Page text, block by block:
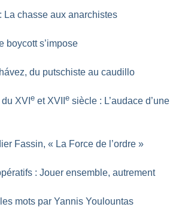
La chasse aux anarchistes
boycott s’impose
du putschiste au caudillo
du XVIe et XVIIe siècle : L’audace d’une
Fassin, « La Force de l’ordre »
: Jouer ensemble, autrement
mots par Yannis Youlountas